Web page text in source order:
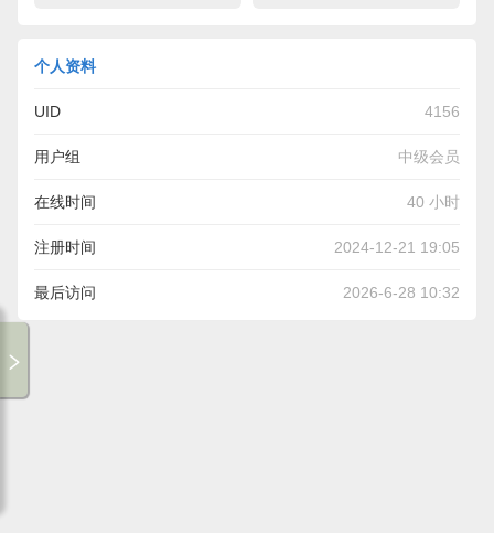
个人资料
UID 4156
用户组 中级会员
在线时间 40 小时
注册时间 2024-12-21 19:05
最后访问 2026-6-28 10:32